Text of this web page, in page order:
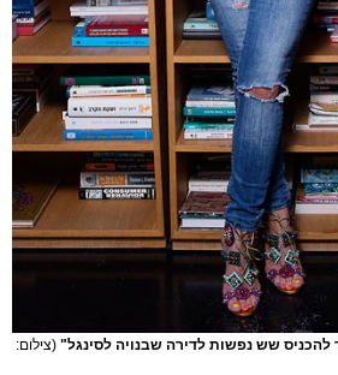
להכניס שש נפשות לדירה שבנויה לסינגל" (צילום: